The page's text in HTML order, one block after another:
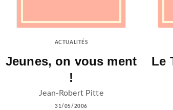
ACTUALITÉS
Jeunes, on vous ment
!
Jean-Robert Pitte
31/05/2006
Le